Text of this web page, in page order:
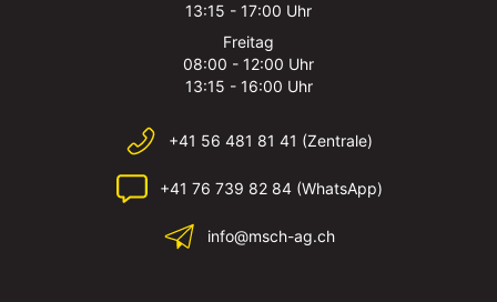
13:15 - 17:00 Uhr
Freitag
08:00 - 12:00 Uhr
13:15 - 16:00 Uhr
+41 56 481 81 41 (Zentrale)
+41 76 739 82 84 (WhatsApp)
info@msch-ag.ch